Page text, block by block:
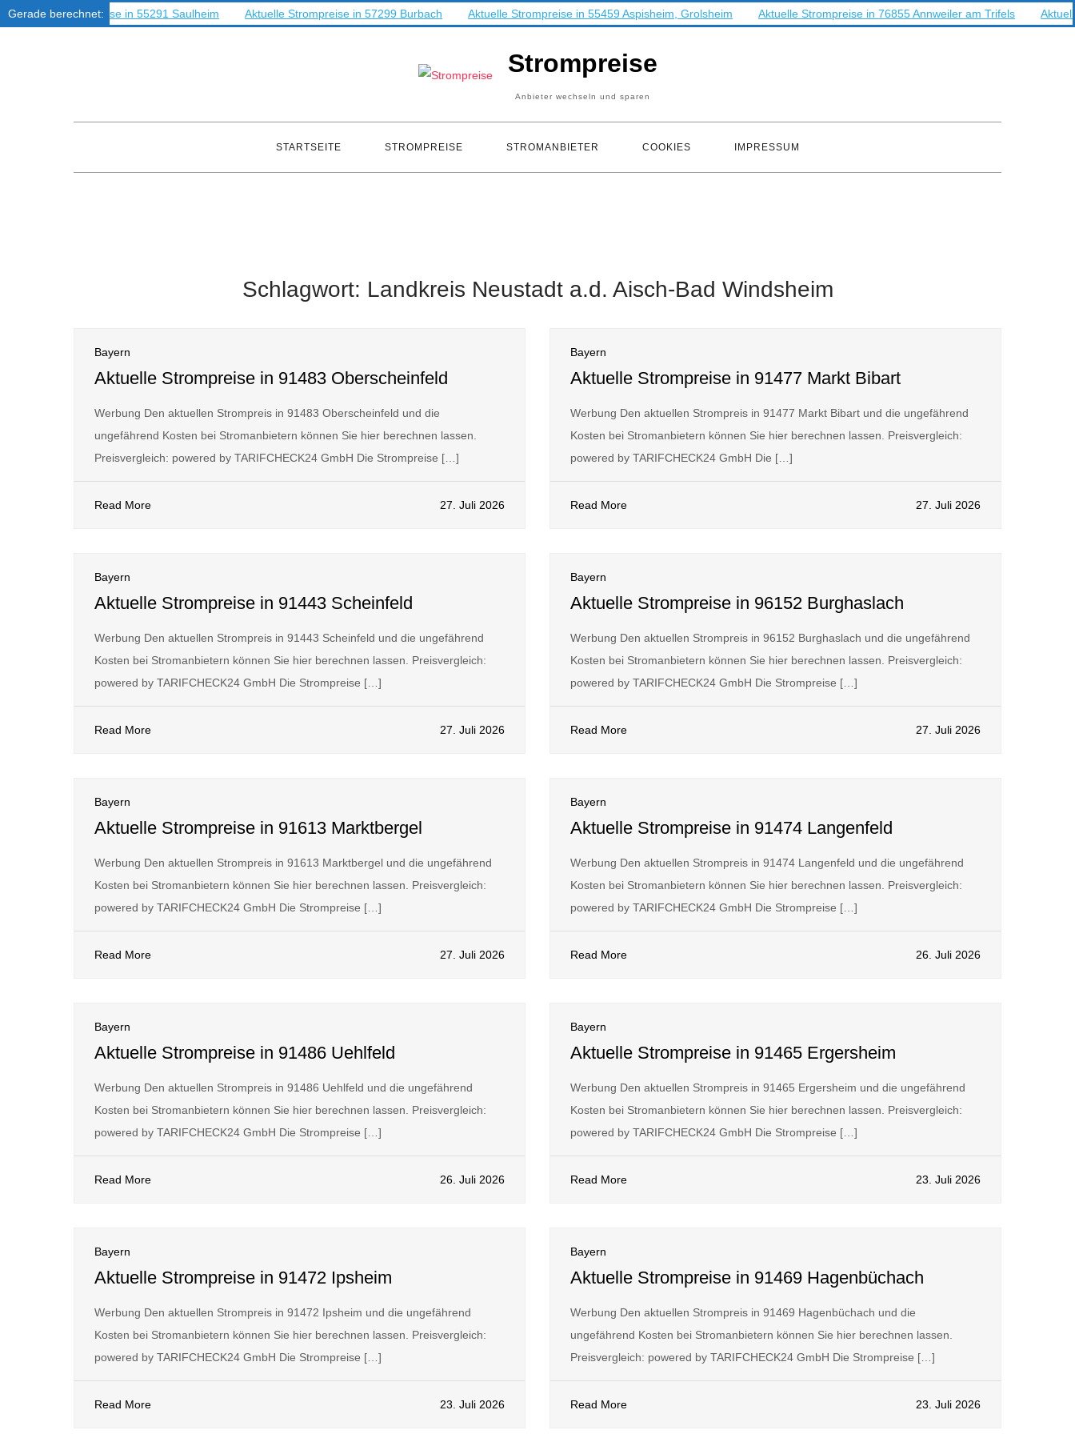
Gerade berechnet:
Strompreise in 55291 Saulheim Aktuelle Strompreise in 57299 Burbach Aktuelle Strompreise in 55459 Aspisheim, Grolsheim Aktuelle Strompreise in 76855 Annweiler am Trifels
Aktuelle
Strompreise
Anbieter wechseln und sparen
STARTSEITE STROMPREISE STROMANBIETER COOKIES IMPRESSUM
Schlagwort: Landkreis Neustadt a.d. Aisch-Bad Windsheim
Bayern
Aktuelle Strompreise in 91483 Oberscheinfeld
Werbung Den aktuellen Strompreis in 91483 Oberscheinfeld und die
ungefährend Kosten bei Stromanbietern können Sie hier berechnen lassen.
Preisvergleich: powered by TARIFCHECK24 GmbH Die Strompreise […]
Read More 27. Juli 2026
Bayern
Aktuelle Strompreise in 91477 Markt Bibart
Werbung Den aktuellen Strompreis in 91477 Markt Bibart und die ungefährend
Kosten bei Stromanbietern können Sie hier berechnen lassen. Preisvergleich:
powered by TARIFCHECK24 GmbH Die […]
Read More 27. Juli 2026
Bayern
Aktuelle Strompreise in 91443 Scheinfeld
Werbung Den aktuellen Strompreis in 91443 Scheinfeld und die ungefährend
Kosten bei Stromanbietern können Sie hier berechnen lassen. Preisvergleich:
powered by TARIFCHECK24 GmbH Die Strompreise […]
Read More 27. Juli 2026
Bayern
Aktuelle Strompreise in 96152 Burghaslach
Werbung Den aktuellen Strompreis in 96152 Burghaslach und die ungefährend
Kosten bei Stromanbietern können Sie hier berechnen lassen. Preisvergleich:
powered by TARIFCHECK24 GmbH Die Strompreise […]
Read More 27. Juli 2026
Bayern
Aktuelle Strompreise in 91613 Marktbergel
Werbung Den aktuellen Strompreis in 91613 Marktbergel und die ungefährend
Kosten bei Stromanbietern können Sie hier berechnen lassen. Preisvergleich:
powered by TARIFCHECK24 GmbH Die Strompreise […]
Read More 27. Juli 2026
Bayern
Aktuelle Strompreise in 91474 Langenfeld
Werbung Den aktuellen Strompreis in 91474 Langenfeld und die ungefährend
Kosten bei Stromanbietern können Sie hier berechnen lassen. Preisvergleich:
powered by TARIFCHECK24 GmbH Die Strompreise […]
Read More 26. Juli 2026
Bayern
Aktuelle Strompreise in 91486 Uehlfeld
Werbung Den aktuellen Strompreis in 91486 Uehlfeld und die ungefährend
Kosten bei Stromanbietern können Sie hier berechnen lassen. Preisvergleich:
powered by TARIFCHECK24 GmbH Die Strompreise […]
Read More 26. Juli 2026
Bayern
Aktuelle Strompreise in 91465 Ergersheim
Werbung Den aktuellen Strompreis in 91465 Ergersheim und die ungefährend
Kosten bei Stromanbietern können Sie hier berechnen lassen. Preisvergleich:
powered by TARIFCHECK24 GmbH Die Strompreise […]
Read More 23. Juli 2026
Bayern
Aktuelle Strompreise in 91472 Ipsheim
Werbung Den aktuellen Strompreis in 91472 Ipsheim und die ungefährend
Kosten bei Stromanbietern können Sie hier berechnen lassen. Preisvergleich:
powered by TARIFCHECK24 GmbH Die Strompreise […]
Read More 23. Juli 2026
Bayern
Aktuelle Strompreise in 91469 Hagenbüchach
Werbung Den aktuellen Strompreis in 91469 Hagenbüchach und die
ungefährend Kosten bei Stromanbietern können Sie hier berechnen lassen.
Preisvergleich: powered by TARIFCHECK24 GmbH Die Strompreise […]
Read More 23. Juli 2026